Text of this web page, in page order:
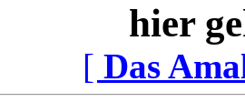
hier
[ Das